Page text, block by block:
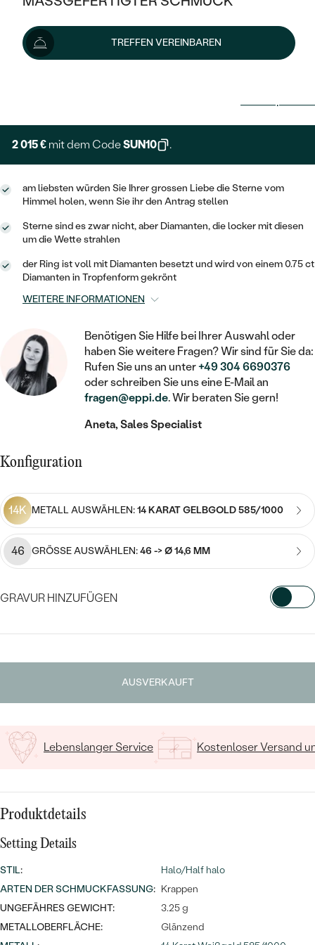
KLASSISCH
V-FORM
VINTAGE
AUSSERGEWÖHNLICHE
VON HAND GRAVIERTE
IM SET
NACH PREIS
GÜNSTIG
LUXURIÖSE
Meistverkaufte
Eheringe
MIT MEHREREN DIAMANTEN
HALO
VINTAGE
AUSSERGEWÖHNLICH
GESTALTE EINEN RING
WÄHLE EINEN RING
DIAMANTEN ZUM EINFASSEN
LAB GROWN DIAMANTEN ZUM
EINFASSEN
FARBIGE DIAMANTEN ZUM EINFASSEN
NACH EDELSTEIN
MIT DIAMANT
MIT LAB GROWN DIAMANT
MIT MOISSANIT
MIT FARBIGEN DIAMANTEN
MIT SCHWARZEN DIAMANTEN
MIT SALT AND PEPPER DIAMANTEN
MIT EDELSTEIN
GOLD
SILBER
AUSVERKAUF
WENN SCHMUCK HILFT
OHRRINGE
RINGE
ANHÄNGER / KETTEN
ARMBÄNDER
SCHMUCKSET
HERRENSCHMUCK
SCHMUCK FÜR KINDER
BROSCHEN
SCHMUCKZUBEHÖR
SILBER
PLATIN
NACH STEIN
SCHMUCK MIT LAB GROWN
PERLENSCHMUCK
NACH STYL
PERSONALISIERT
SYMBOLISCH
MINIMALISTISCH
NACH ANLASS
PLATIN
OHRSTECKER
MINIMALISTISCHE
OHRHÄNGER
SOLITÄR
HERZ
PIERCINGS
MIT DIAMANT
MIT EDELSTEIN
PERLENOHRRINGE
NACH PREIS
GOLD
SILBER
NACH STYL
SOLITÄR
ZUR GEBURT EINES KINDES
PERSONALISIERT
MIT STERNZEICHEN
MINIMALISTISCH
MEDAILLON
KETTEN
HERZKETTEN
MIT DIAMANT
MIT EDELSTEIN
AUSVERKAUF
SILBER
MINIMALISTISCHE
SIEGELRINGE
PERSONALISIERT
NACH EDELSTEIN
MIT DIAMANT
MIT EDELSTEIN
PERLENRINGE
NACH PREIS
PREISWERTE
LUXURIÖSE
TREFFEN VEREINBAREN
2 239 €
2 015 € mit dem CodeSUN10 .
am liebsten würden Sie Ihrer grossen Liebe die Sterne vom
Himmel holen, wenn Sie ihr den Antrag stellen
Sterne sind es zwar nicht, aber Diamanten, die locker mit diesen
um die Wette strahlen
der Ring ist voll mit Diamanten besetzt und wird von einem 0.75 ct
Diamanten in Tropfenform gekrönt
WEITERE INFORMATIONEN
Benötigen Sie Hilfe bei Ihrer Auswahl oder
haben Sie weitere Fragen? Wir sind für Sie da:
Rufen Sie uns an unter+49 304 6690376
oder schreiben Sie uns eine E-Mail an
fragen@eppi.de. Wir beraten Sie gern!
Aneta, Sales Specialist
Konfiguration
14K METALL AUSWÄHLEN:14 KARAT GELBGOLD 585/1000
46 GRÖSSE AUSWÄHLEN:46 -> Ø 14,6 MM
GRAVUR HINZUFÜGEN
AUSVERKAUFT
Lebenslanger Service Kostenloser Versand
Produktdetails
Setting Details
STIL:
Halo/Half halo
ARTEN DER SCHMUCKFASSUNG: Krappen
UNGEFÄHRES GEWICHT:
3.25 g
METALLOBERFLÄCHE:
Glänzend